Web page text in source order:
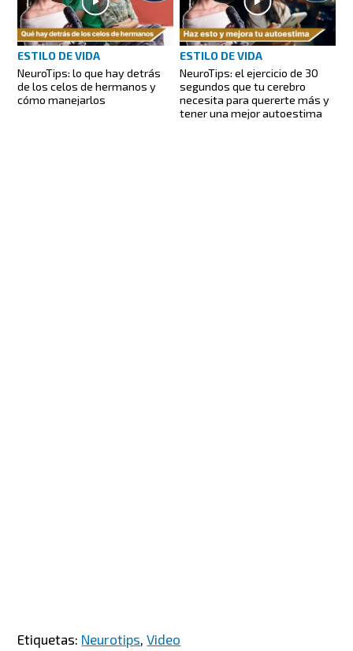
ESTILO DE VIDA
NeuroTips: lo que hay detrás
de los celos de hermanos y
cómo manejarlos
ESTILO DE VIDA
NeuroTips: el ejercicio de 30
segundos que tu cerebro
necesita para quererte más y
tener una mejor autoestima
Etiquetas: Neurotips ,Video